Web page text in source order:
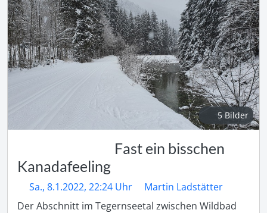
5 Bilder
Fast ein bisschen
Kanadafeeling
Sa., 8.1.2022, 22:24 Uhr
Martin Ladstätter
Der Abschnitt im Tegernseetal zwischen Wildbad